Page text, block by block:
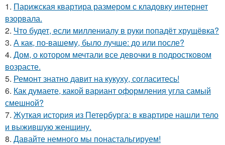
1. Парижская квартира размером с кладовку интернет
взорвала.
2. Что будет, если миллениалу в руки попадёт хрущёвка?
3. А как, по-вашему, было лучше: до или после?
4. Дом, о котором мечтали все девочки в подростковом
возрасте.
5. Ремонт знатно давит на кукуху, согласитесь!
6. Как думаете, какой вариант оформления угла самый
смешной?
7. Жуткая история из Петербурга: в квартире нашли тело
и выжившую женщину.
8. Давайте немного мы понастальгируем!